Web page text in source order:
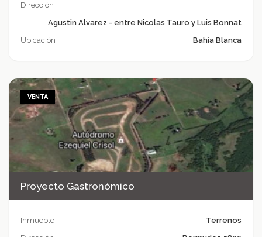
Dirección
Agustin Alvarez - entre Nicolas Tauro y Luis Bonnat
Ubicación
Bahía Blanca
VENTA
Proyecto Gastronómico
Inmueble
Terrenos